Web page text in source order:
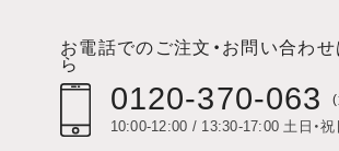
お電話でのご注文・お問い合わ
ら
0120-370-063
10:00-12:00 / 13:30-17:00 土日・祝